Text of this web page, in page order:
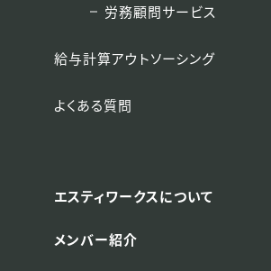
労務顧問サービス
給与計算アウトソーシング
よくある質問
エスティワークスについて
メンバー紹介